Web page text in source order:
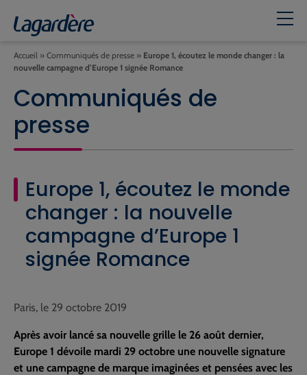
Accueil » Communiqués de presse » Europe 1, écoutez le monde changer : la
nouvelle campagne d’Europe 1 signée Romance
Communiqués de
presse
Europe 1, écoutez le monde
changer : la nouvelle
campagne d’Europe 1
signée Romance
Paris, le 29 octobre 2019
Après avoir lancé sa nouvelle grille le 26 août dernier,
Europe 1 dévoile mardi 29 octobre une nouvelle signature
et une campagne de marque imaginées et pensées avec les